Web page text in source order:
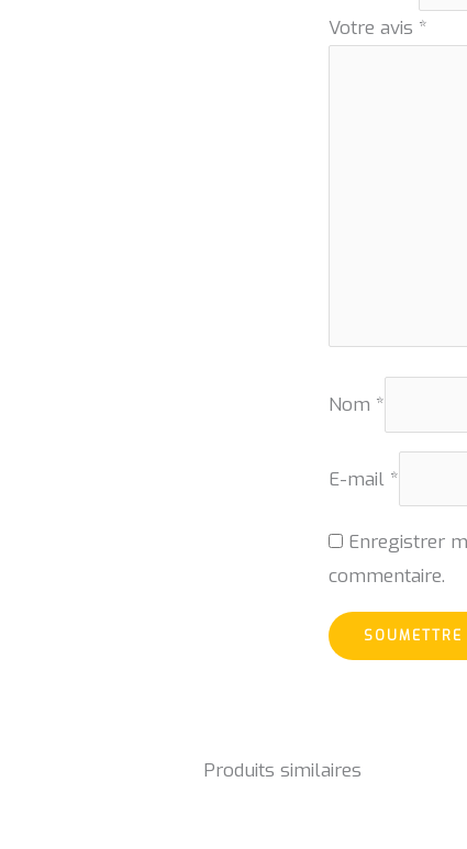
Votre avis *
Nom *
E-mail *
Enregistrer
commentaire.
Produits similaires